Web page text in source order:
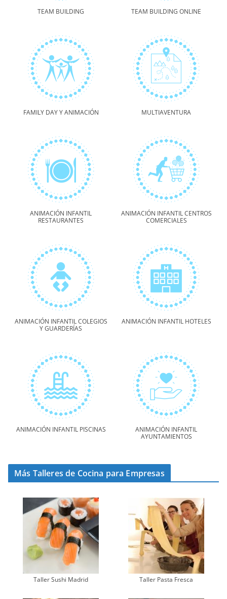
TEAM BUILDING TEAM BUILDING ONLINE
FAMILY DAY Y ANIMACIÓN MULTIAVENTURA
ANIMACIÓN INFANTIL
RESTAURANTES
ANIMACIÓN INFANTIL CENTROS
COMERCIALES
ANIMACIÓN INFANTIL COLEGIOS
Y GUARDERÍAS
ANIMACIÓN INFANTIL HOTELES
ANIMACIÓN INFANTIL PISCINAS
ANIMACIÓN INFANTIL
AYUNTAMIENTOS
Más Talleres de Cocina para Empresas
Taller Sushi Madrid Taller Pasta Fresca